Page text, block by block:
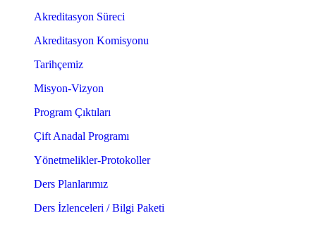
Akreditasyon Süreci
Akreditasyon Komisyonu
Tarihçemiz
Misyon-Vizyon
Program Çıktıları
Çift Anadal Programı
Yönetmelikler-Protokoller
Ders Planlarımız
Ders İzlenceleri / Bilgi Paketi